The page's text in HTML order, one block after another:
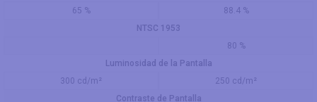
65 %
88.4 %
NTSC 1953
80 %
Luminosidad de la Pantalla
300 cd/m²
250 cd/m²
Contraste de Pantalla